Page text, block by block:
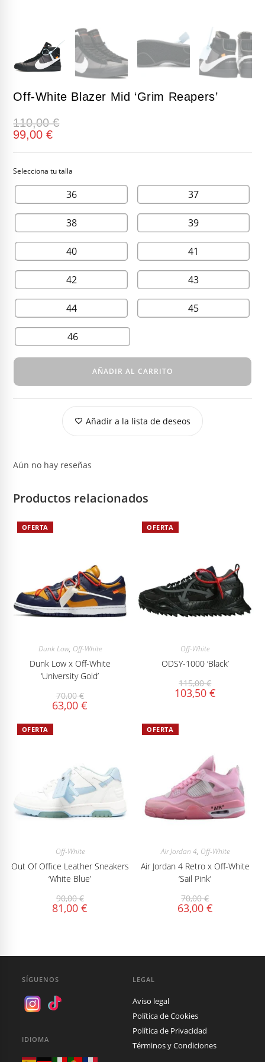
Off-White Blazer Mid ‘Grim Reapers’
110,00€
99,00€
36 37
38 39
40 41
42 43
44 45
46
AÑADIR AL CARRITO
Añadir a la lista de deseos
Aún no hay reseñas
Productos relacionados
OFERTA
Dunk Low, Off-White
Dunk Low x Off-White
‘University Gold’
70,00€
63,00€
OFERTA
Off-White
ODSY-1000 ‘Black’
115,00€
103,50 €
OFERTA
Off-White
Out Of Office Leather Sneakers
‘White Blue’
90,00€
81,00€
OFERTA
Air Jordan 4, Off-White
Air Jordan 4 Retro x Off-White
‘Sail Pink’
70,00€
63,00 €
SÍGUENOS
IDIOMA
LEGAL
Aviso legal
Política de Cookies
Política de Privacidad
Términos y Condiciones